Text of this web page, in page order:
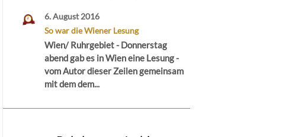
6. August 2016
So war die Wiener Lesung
Wien/ Ruhrgebiet - Donnerstag
abend gab es in Wien eine Lesung -
vom Autor dieser Zeilen gemeinsam
mit dem dem...